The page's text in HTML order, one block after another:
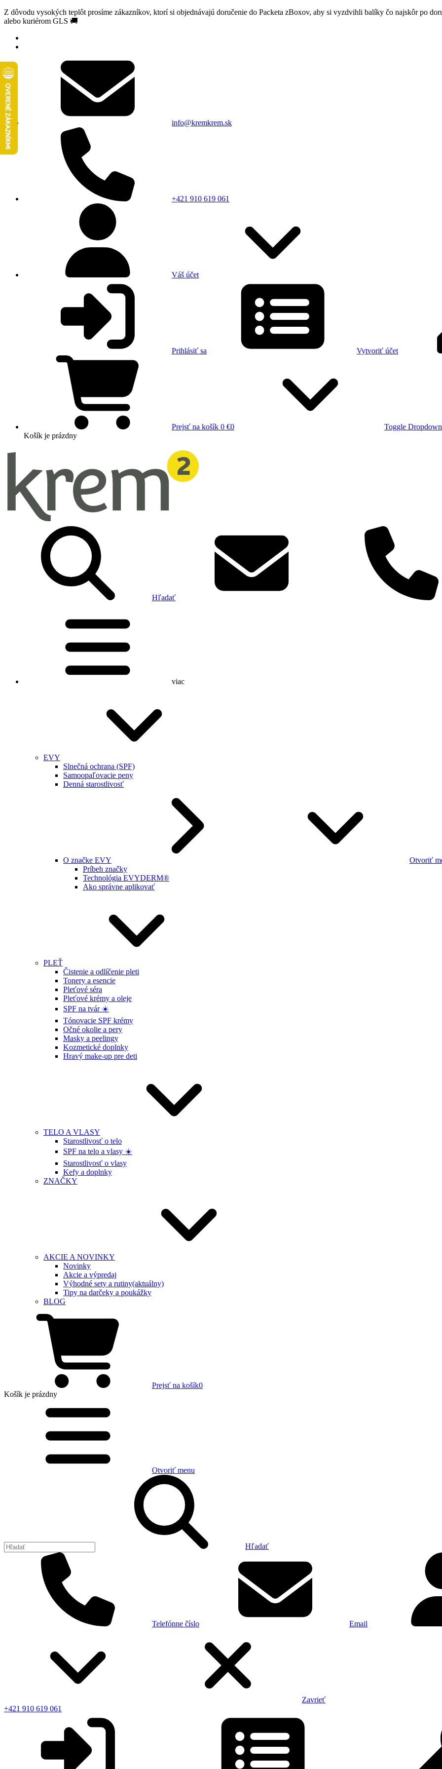
Z dôvodu vysokých teplôt prosíme zákazníkov, ktorí si objednávajú doručenie do Packeta zBoxov, aby si vyzdvihli balíky čo najskôr po
alebo kuriérom GLS 🚚
info@kremkrem.sk
+421 910 619 061
Váš účet
Prihlásiť sa Vytvoriť účet
Prejsť na košík 0 €0
Toggle Dropdown
Košík je prázdny
Hľadať
viac
EVY
Slnečná ochrana (SPF)
Samoopaľovacie peny
Denná starostlivosť
O značke EVY
Otvoriť
Príbeh značky
Technológia EVYDERM®
Ako správne aplikovať
PLEŤ
Čistenie a odlíčenie pleti
Tonery a esencie
Pleťové séra
Pleťové krémy a oleje
SPF na tvár ☀️
Tónovacie SPF krémy
Očné okolie a pery
Masky a peelingy
Kozmetické doplnky
Hravý make-up pre deti
TELO A VLASY
Starostlivosť o telo
SPF na telo a vlasy ☀️
Starostlivosť o vlasy
Kefy a doplnky
ZNAČKY
AKCIE A NOVINKY
Novinky
Akcie a výpredaj
Výhodné sety a rutiny(aktuálny)
Tipy na darčeky a poukážky
BLOG
Prejsť na košík0
Košík je prázdny
Otvoriť menu
Hľadať
Telefónne číslo Email
Zavrieť
+421 910 619 061